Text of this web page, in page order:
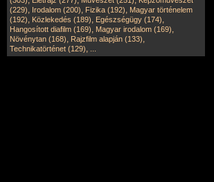
(229), Irodalom (200), Fizika (192), Magyar történelem
(192), Közlekedés (189), Egészségügy (174),
Hangosított diafilm (169), Magyar irodalom (169),
Növénytan (168), Rajzfilm alapján (133),
Technikatörténet (129),